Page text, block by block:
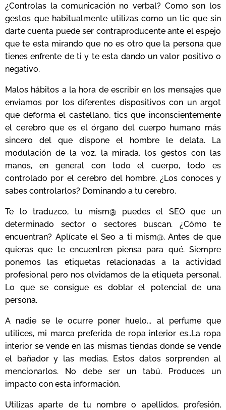
¿Controlas la comunicación no verbal? Como son los
gestos que habitualmente utilizas como un tic que sin
darte cuenta puede ser contraproducente ante el espejo
que te esta mirando que no es otro que la persona que
tienes enfrente de ti y te esta dando un valor positivo o
negativo.
Malos hábitos a la hora de escribir en los mensajes que
enviamos por los diferentes dispositivos con un argot
que deforma el castellano, tics que inconscientemente
el cerebro que es el órgano del cuerpo humano más
sincero del que dispone el hombre le delata. La
modulación de la voz, la mirada, los gestos con las
manos, en general con todo el cuerpo, todo es
controlado por el cerebro del hombre. ¿Los conoces y
sabes controlarlos? Dominando a tu cerebro.
Te lo traduzco, tu mism@ puedes el SEO que un
determinado sector o sectores buscan. ¿Cómo te
encuentran? Aplícate el Seo a ti mism@. Antes de que
quieras que te encuentren piensa para qué. Siempre
ponemos las etiquetas relacionadas a la actividad
profesional pero nos olvidamos de la etiqueta personal.
Lo que se consigue es doblar el potencial de una
persona.
A nadie se le ocurre poner huelo... al perfume que
utilices, mi marca preferida de ropa interior es..La ropa
interior se vende en las mismas tiendas donde se vende
el bañador y las medias. Estos datos sorprenden al
mencionarlos. No debe ser un tabú. Produces un
impacto con esta información.
Utilizas aparte de tu nombre o apellidos, profesión,